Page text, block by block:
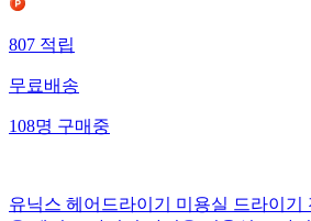
807적립
무료배송
108명구매중
유닉스 헤어드라이기 미용실 드라이기